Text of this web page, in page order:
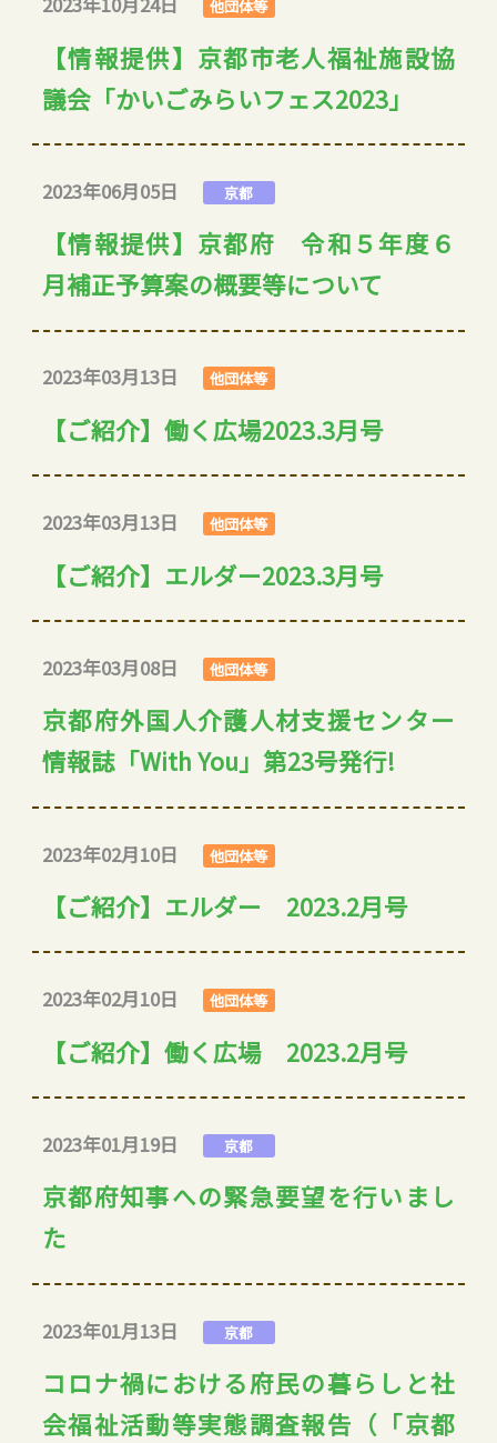
他団体等
【情報提供】京都市老人福祉施設協
議会「かいごみらいフェス2023」
2023年06月05日 京都
【情報提供】京都府 令和５年度６
月補正予算案の概要等について
2023年03月13日 他団体等
【ご紹介】働く広場2023.3月号
2023年03月13日 他団体等
【ご紹介】エルダー2023.3月号
2023年03月08日 他団体等
京都府外国人介護人材支援センター
情報誌「With You」第23号発行!
2023年02月10日 他団体等
【ご紹介】エルダー 2023.2月号
2023年02月10日 他団体等
【ご紹介】働く広場 2023.2月号
2023年01月19日 京都
京都府知事への緊急要望を行いまし
た
2023年01月13日 京都
コロナ禍における府民の暮らしと社
会福祉活動等実態調査報告（「京都